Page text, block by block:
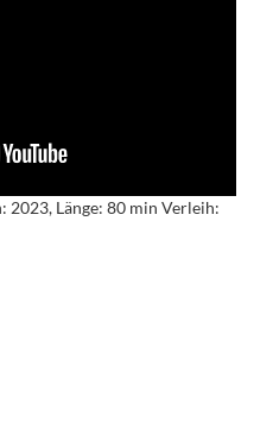
2023, Länge: 80 min Verleih: